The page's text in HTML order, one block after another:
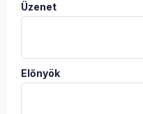
Üzenet
Előnyök